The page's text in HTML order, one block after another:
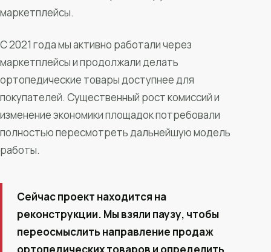
маркетплейсы.
С 2021 года мы активно работали через
маркетплейсы и продолжали делать
ортопедические товары доступнее для
покупателей. Существенный рост комиссий и
изменение экономики площадок потребовали
полностью пересмотреть дальнейшую модель
работы.
Сейчас проект находится на
реконструкции. Мы взяли паузу, чтобы
переосмыслить направление продаж